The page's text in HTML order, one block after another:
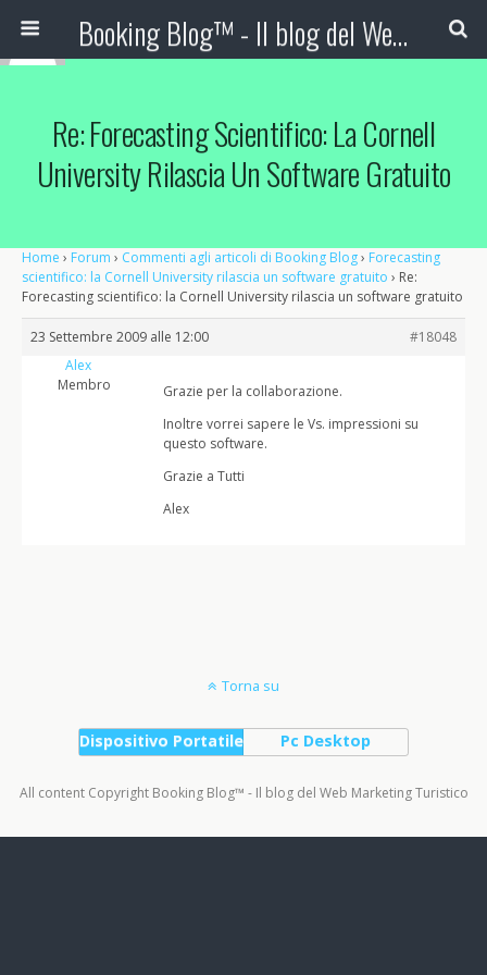
Booking Blog™ - Il blog del Web Marketing Turistico
Re: Forecasting Scientifico: La Cornell
University Rilascia Un Software Gratuito
Home › Forum › Commenti agli articoli di Booking Blog› Forecasting
scientifico: la Cornell University rilascia un software gratuito › Re:
Forecasting scientifico: la Cornell University rilascia un software gratuito
23 Settembre 2009 alle 12:00
#18048
Alex
Membro
Grazie per la collaborazione.
Inoltre vorrei sapere le Vs. impressioni su
questo software.
Grazie a Tutti
Alex
Torna su
Dispositivo Portatile Pc Desktop
All content Copyright Booking Blog™ - Il blog del Web Marketing Turistico